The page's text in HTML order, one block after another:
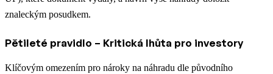
znaleckým posudkem.
Pětileté pravidlo – Kritická lhůta pro investory
Klíčovým omezením pro nároky na náhradu dle původního